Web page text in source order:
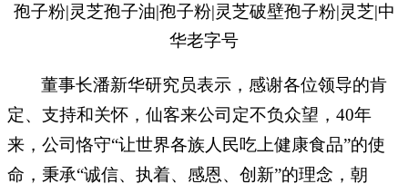
董事长潘新华研究员表示，感谢各位领导的肯
定、支持和关怀，仙客来公司定不负众望， 40年
来，公司恪守“让世界各族人民吃上健康食品”的使
命，秉承“诚信、执着、感恩、创新”的理念，朝